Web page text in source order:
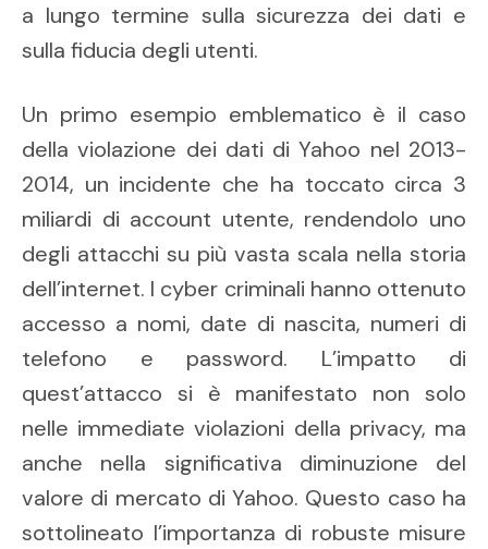
a lungo termine sulla sicurezza dei dati e
sulla fiducia degli utenti.
Un primo esempio emblematico è il caso
della violazione dei dati di Yahoo nel 2013-
2014, un incidente che ha toccato circa 3
miliardi di account utente, rendendolo uno
degli attacchi su più vasta scala nella storia
dell’internet. I cyber criminali hanno ottenuto
accesso a nomi, date di nascita, numeri di
telefono e password. L’impatto di
quest’attacco si è manifestato non solo
nelle immediate violazioni della privacy, ma
anche nella significativa diminuzione del
valore di mercato di Yahoo. Questo caso ha
sottolineato l’importanza di robuste misure